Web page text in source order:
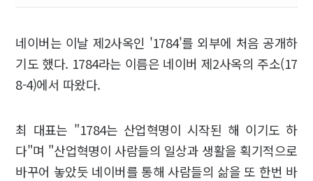
네이버는 이날 제2사옥인 '1784'를 외부에 처음 공개하
기도 했다. 1784라는 이름은 네이버 제2사옥의 주소(17
8-4)에서 따왔다.
최 대표는 "1784는 산업혁명이 시작된 해 이기도 하
다"며 "산업혁명이 사람들의 일상과 생활을 획기적으로
바꾸어 놓았듯 네이버를 통해 사람들의 삶을 또 한번 바